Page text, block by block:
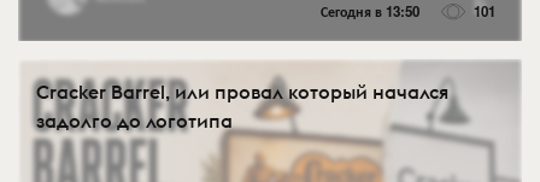
Сегодня в 13:50 101
Cracker Barrel, или провал который начался
задолго до логотипа